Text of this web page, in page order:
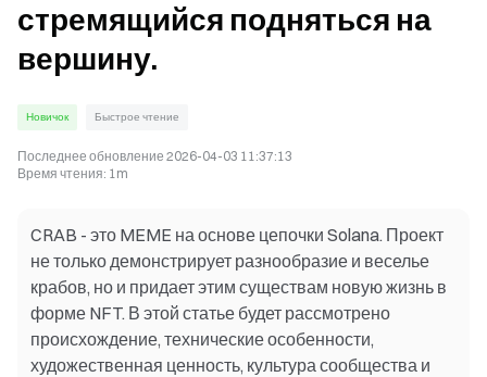
стремящийся подняться на
вершину.
Новичок Быстрое чтение
Последнее обновление 2026-04-03 11:37:13
Время чтения: 1m
CRAB - это MEME на основе цепочки Solana. Проект
не только демонстрирует разнообразие и веселье
крабов, но и придает этим существам новую жизнь в
форме NFT. В этой статье будет рассмотрено
происхождение, технические особенности,
художественная ценность, культура сообщества и